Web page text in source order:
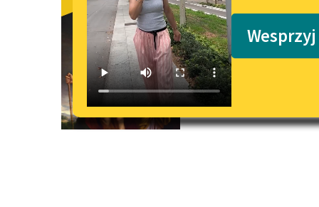
tłum.Kazimierz Morawski